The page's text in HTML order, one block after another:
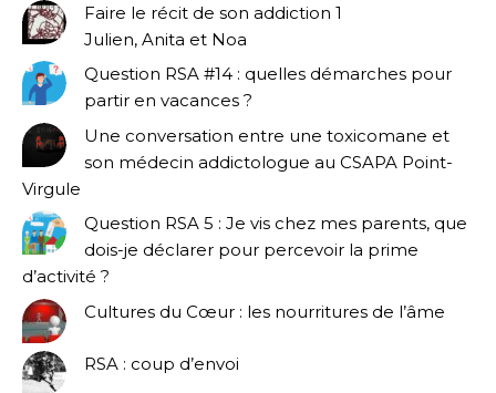
Faire le récit de son addiction 1
Julien, Anita et Noa
Question RSA #14 : quelles démarches pour
partir en vacances ?
Une conversation entre une toxicomane et
son médecin addictologue au CSAPA Point-
Virgule
Question RSA 5 : Je vis chez mes parents, que
dois-je déclarer pour percevoir la prime
d’activité ?
Cultures du Cœur : les nourritures de l’âme
RSA : coup d’envoi